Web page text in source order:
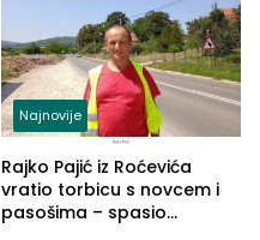
Najnovije
Rajko Pajić iz Roćevića
vratio torbicu s novcem i
pasošima – spasio